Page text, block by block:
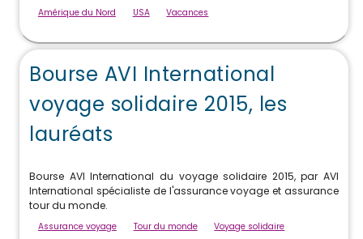
Amérique du Nord USA Vacances
Bourse AVI International
voyage solidaire 2015, les
lauréats
Bourse AVI International du voyage solidaire 2015, par AVI
International spécialiste de l'assurance voyage et assurance
tour du monde.
Assurance voyage Tour du monde Voyage solidaire